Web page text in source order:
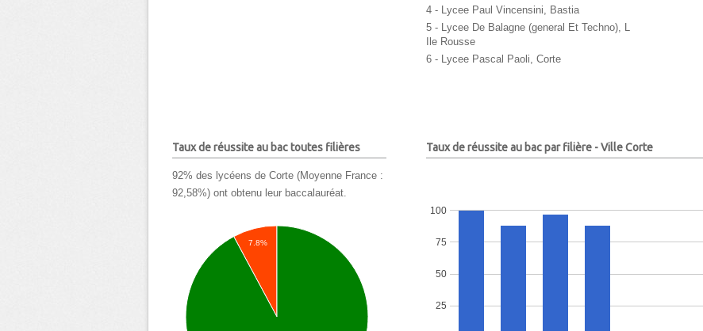
4 - Lycee Paul Vincensini, Bastia
5 - Lycee De Balagne (general Et Techno), L
Ile Rousse
6 - Lycee Pascal Paoli, Corte
Taux de réussite au bac toutes filières
92% des lycéens de Corte (Moyenne France :
92,58%) ont obtenu leur baccalauréat.
7.8%
Taux de réussite au bac par filière - Ville Corte
25
50
75
100